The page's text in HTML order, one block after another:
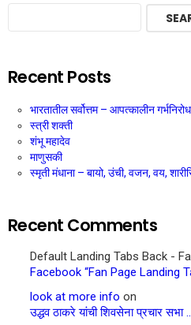
Recent Posts
भारतातील सर्वोत्तम – आपत्कालीन
स्त्री शक्ती
शंभू महादेव
माणुसकी
स्मृती मंधाना – बायो, उंची, वजन, वय,
Recent Comments
Default Landing Tabs Back -
Facebook “Fan Page Landing
look at more info on
उद्धव ठाकरे यांची शिवसेना प्रचार सभा